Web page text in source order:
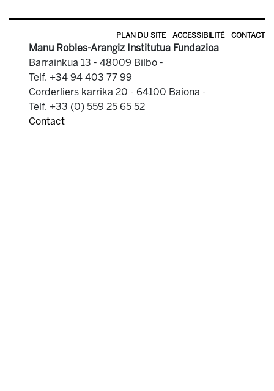
PLAN DU SITE ACCESSIBILITÉ CONTACT
Manu Robles-Arangiz Institutua Fundazioa
Barrainkua 13 - 48009 Bilbo -
Telf. +34 94 403 77 99
Corderliers karrika 20 - 64100 Baiona -
Telf. +33 (0) 559 25 65 52
Contact